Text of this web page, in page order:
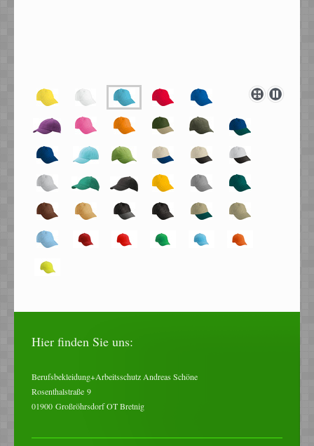
Hier finden Sie uns:
Berufsbekleidung+Arbeitsschutz Andreas Schöne
Rosenthalstraße 9
01900 Großröhrsdorf OT Bretnig